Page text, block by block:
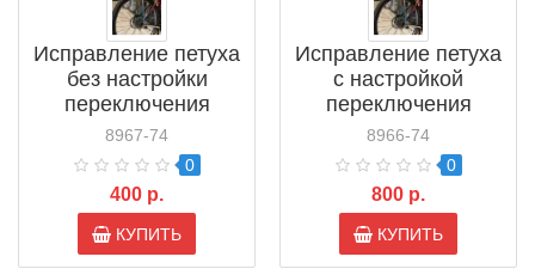
Исправление петуха
без настройки
переключения
8967-74
0
400 р.
КУПИТЬ
Исправление петуха
с настройкой
переключения
8966-74
0
800 р.
КУПИТЬ